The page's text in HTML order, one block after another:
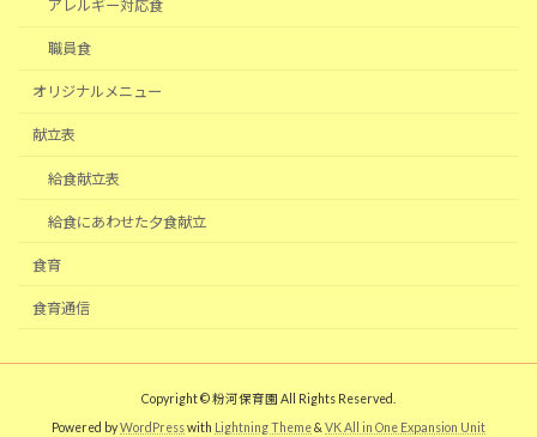
アレルギー対応食
職員食
オリジナルメニュー
献立表
給食献立表
給食にあわせた夕食献立
食育
食育通信
Copyright © 粉河保育園 All Rights Reserved.
Powered byWordPresswith Lightning Theme&VK All in One Expansion Unit